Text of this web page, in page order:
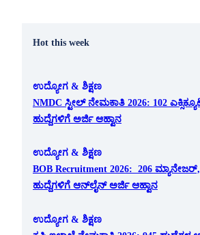
Hot this week
ಉದ್ಯೋಗ & ಶಿಕ್ಷಣ
NMDC ಸ್ಟೀಲ್ ನೇಮಕಾತಿ 2026: 102
ಹುದ್ದೆಗಳಿಗೆ ಅರ್ಜಿ ಆಹ್ವಾನ
ಉದ್ಯೋಗ & ಶಿಕ್ಷಣ
BOB Recruitment 2026: 206
ಹುದ್ದೆಗಳಿಗೆ ಆನ್‌ಲೈನ್ ಅರ್ಜಿ ಆಹ್ವಾನ
ಉದ್ಯೋಗ & ಶಿಕ್ಷಣ